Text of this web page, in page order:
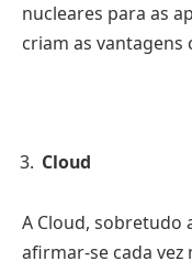
nucleares para as
criam as vantagens
Cloud
A Cloud, sobretudo
afirmar-se cada